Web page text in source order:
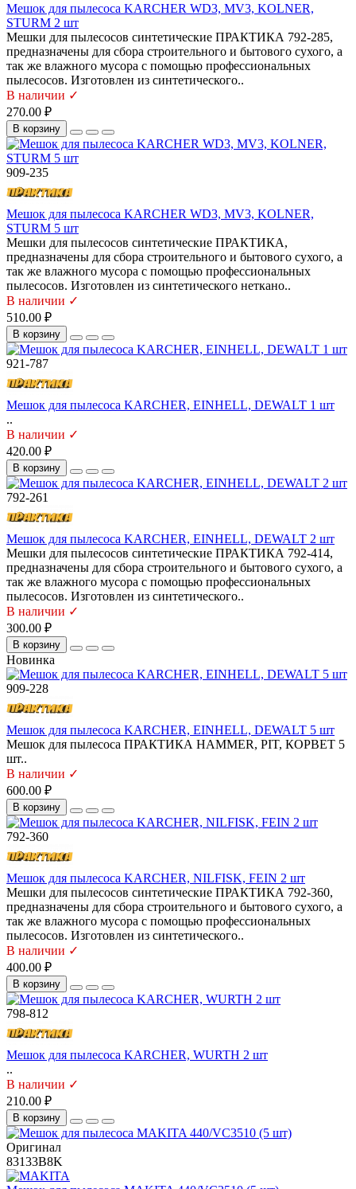
Мешок для пылесоса KARCHER WD3, MV3, KOLNER,
STURM 2 шт
Мешки для пылесосов синтетические ПРАКТИКА 792-285,
предназначены для сбора строительного и бытового сухого, а
так же влажного мусора с помощью профессиональных
пылесосов. Изготовлен из синтетического..
В наличии ✓
270.00 ₽
В корзину
909-235
Мешок для пылесоса KARCHER WD3, MV3, KOLNER,
STURM 5 шт
Мешки для пылесосов синтетические ПРАКТИКА,
предназначены для сбора строительного и бытового сухого, а
так же влажного мусора с помощью профессиональных
пылесосов. Изготовлен из синтетического неткано..
В наличии ✓
510.00 ₽
В корзину
921-787
Мешок для пылесоса KARCHER, EINHELL, DEWALT 1 шт
..
В наличии ✓
420.00 ₽
В корзину
792-261
Мешок для пылесоса KARCHER, EINHELL, DEWALT 2 шт
Мешки для пылесосов синтетические ПРАКТИКА 792-414,
предназначены для сбора строительного и бытового сухого, а
так же влажного мусора с помощью профессиональных
пылесосов. Изготовлен из синтетического..
В наличии ✓
300.00 ₽
В корзину
Новинка
909-228
Мешок для пылесоса KARCHER, EINHELL, DEWALT 5 шт
Мешок для пылесоса ПРАКТИКА HAMMER, PIT, КОРВЕТ 5
шт..
В наличии ✓
600.00 ₽
В корзину
792-360
Мешок для пылесоса KARCHER, NILFISK, FEIN 2 шт
Мешки для пылесосов синтетические ПРАКТИКА 792-360,
предназначены для сбора строительного и бытового сухого, а
так же влажного мусора с помощью профессиональных
пылесосов. Изготовлен из синтетического..
В наличии ✓
400.00 ₽
В корзину
798-812
Мешок для пылесоса KARCHER, WURTH 2 шт
..
В наличии ✓
210.00 ₽
В корзину
Оригинал
83133B8K